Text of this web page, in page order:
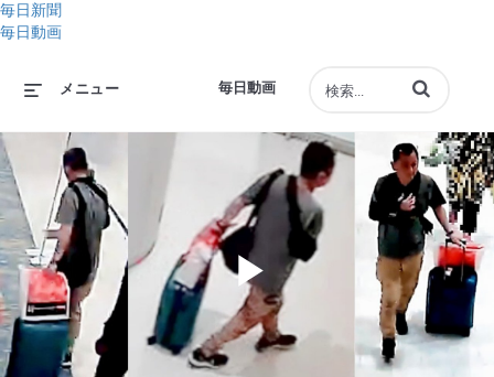
毎日新聞
毎日動画
毎日動画
メニュー 動画の検索語句
Play